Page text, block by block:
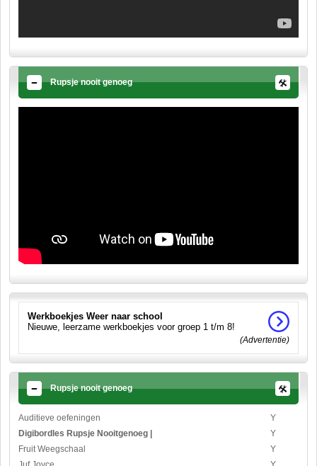
Rupsje nooit genoeg
Werkboekjes Weer naar school
Nieuwe, leerzame werkboekjes voor groep 1 t/m 8!
(Advertentie)
Rupsje nooit genoeg
Auditieve oefeningen
Y
Digibordles Rupsje Nooitgenoeg |
Y
Fruit Weegschaal
Y